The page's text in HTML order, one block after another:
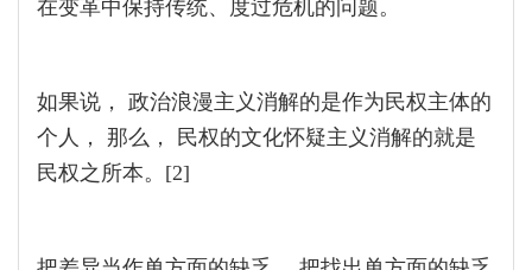
在变革中保持传统、度过危机的问题。
如果说， 政治浪漫主义消解的是作为民权主体的
个人， 那么， 民权的文化怀疑主义消解的就是
民权之所本。[2]